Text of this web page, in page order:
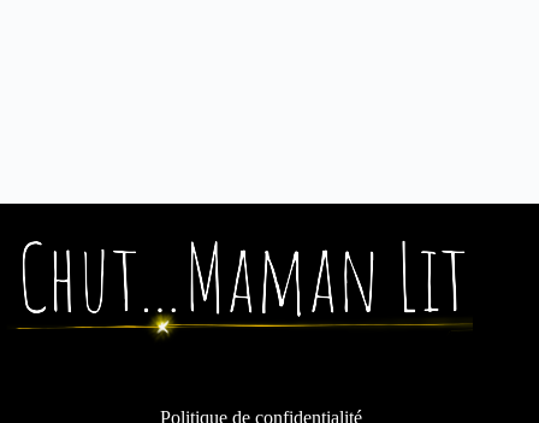
Politique de confidentialité